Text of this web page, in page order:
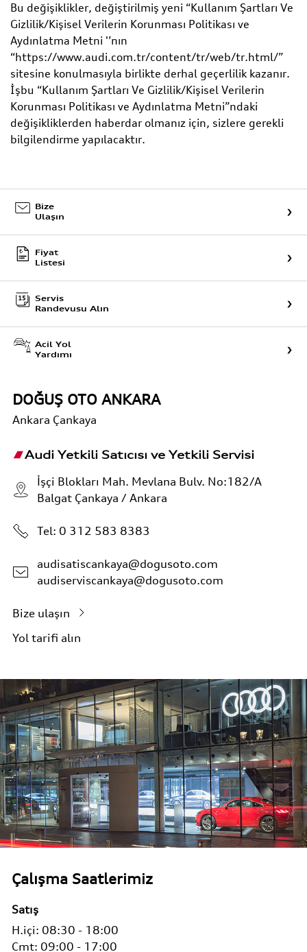
Bu değişiklikler, değiştirilmiş yeni “Kullanım Şartları Ve
Gizlilik/Kişisel Verilerin Korunması Politikası ve
Aydınlatma Metni '’nın
“https://www.audi.com.tr/content/tr/web/tr.html/”
sitesine konulmasıyla birlikte derhal geçerlilik kazanır.
İşbu “Kullanım Şartları Ve Gizlilik/Kişisel Verilerin
Korunması Politikası ve Aydınlatma Metni”ndaki
değişikliklerden haberdar olmanız için, sizlere gerekli
bilgilendirme yapılacaktır.
Bize
Ulaşın
Fiyat
Listesi
Servis
Randevusu Alın
Acil Yol
Yardımı
DOĞUŞ OTO ANKARA
Ankara Çankaya
Audi Yetkili Satıcısı ve Yetkili Servisi
İşçi Blokları Mah. Mevlana Bulv. No:182/A
Balgat Çankaya / Ankara
Tel: 0 312 583 8383
audisatiscankaya@dogusoto.com
audiserviscankaya@dogusoto.com
Bize ulaşın
Yol tarifi alın
Çalışma Saatlerimiz
Satış
H.içi: 08:30 - 18:00
Cmt: 09:00 - 17:00